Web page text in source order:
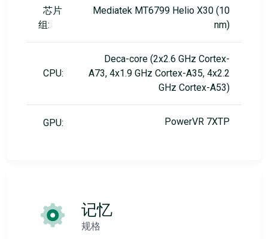
芯片
组:
Mediatek MT6799 Helio X30 (10
nm)
CPU:
Deca-core (2x2.6 GHz Cortex-
A73, 4x1.9 GHz Cortex-A35, 4x2.2
GHz Cortex-A53)
GPU: PowerVR 7XTP
记忆
规格